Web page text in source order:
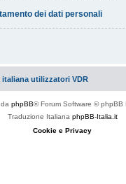
dei dati personali
italiana utilizzatori VDR
phpBB® Forum Software © phpBB
Traduzione Italiana phpBB-Italia.it
Cookie e Privacy